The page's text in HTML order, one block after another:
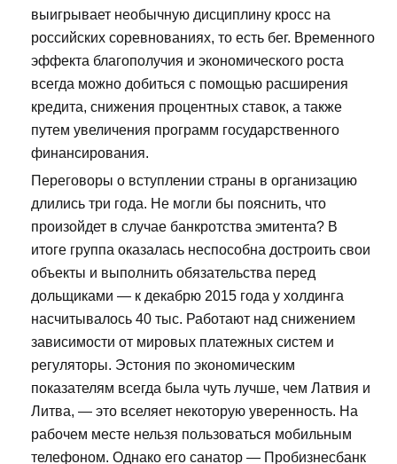
выигрывает необычную дисциплину кросс на
российских соревнованиях, то есть бег. Временного
эффекта благополучия и экономического роста
всегда можно добиться с помощью расширения
кредита, снижения процентных ставок, а также
путем увеличения программ государственного
финансирования.
Переговоры о вступлении страны в организацию
длились три года. Не могли бы пояснить, что
произойдет в случае банкротства эмитента? В
итоге группа оказалась неспособна достроить свои
объекты и выполнить обязательства перед
дольщиками — к декабрю 2015 года у холдинга
насчитывалось 40 тыс. Работают над снижением
зависимости от мировых платежных систем и
регуляторы. Эстония по экономическим
показателям всегда была чуть лучше, чем Латвия и
Литва, — это вселяет некоторую уверенность. На
рабочем месте нельзя пользоваться мобильным
телефоном. Однако его санатор — Пробизнесбанк